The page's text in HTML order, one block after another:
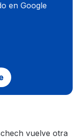
en Google
vuelve otra